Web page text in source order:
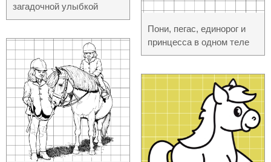
загадочной улыбкой
Пони, пегас, единорог и
принцесса в одном теле